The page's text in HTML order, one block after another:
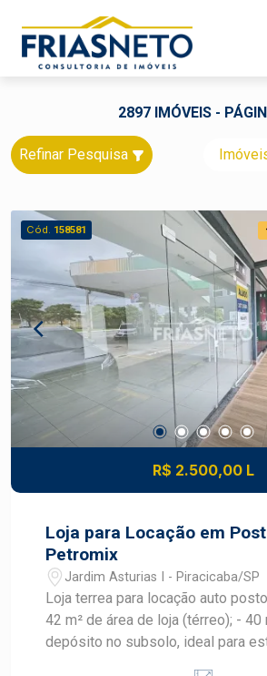
2897 IMÓVEIS -
Refinar Pesquisa
Cód. 158581
R$ 2.500,00 L
Loja para Locação em
Petromix
Jardim Asturias I - Piracicaba/SP
Loja terrea para locação auto
42 m² de área de loja (térreo); - 40
depósito no subsolo, ideal para